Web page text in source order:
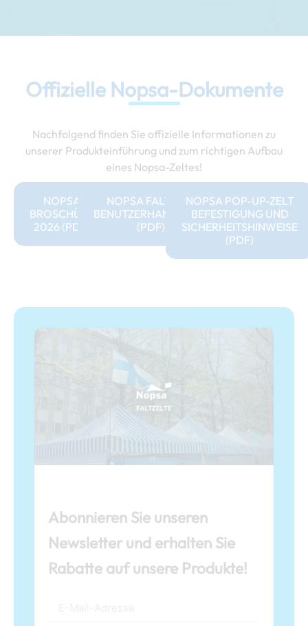
Offizielle Nopsa-Dokumente
Nachfolgend finden Sie offizielle Informationen zu
unserer Produkteinführung und zum richtigen Aufbau
eines Nopsa-Zeltes!
NOPSA
BROSCHÜRE
2026 (PDF)
NOPSA FALTZELT
BENUTZERHANDBUCH
(PDF)
NOPSA POP-UP-ZELT
BEFESTIGUNG UND
SICHERHEITSHINWEISE
(PDF)
Abonnieren Sie unseren
Newsletter und erhalten Sie
Rabatte auf unsere Produkte!